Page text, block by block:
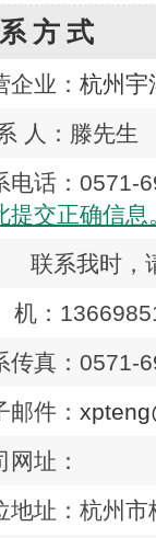
方式
企业： 杭州宇
人：滕先生
电话：
提交正确信息
联系我时，
：
传真：0571-
邮件：
网址：
地址：杭州